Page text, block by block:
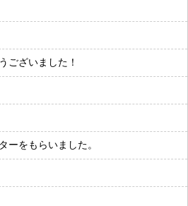
ございました！
ーをもらいました。